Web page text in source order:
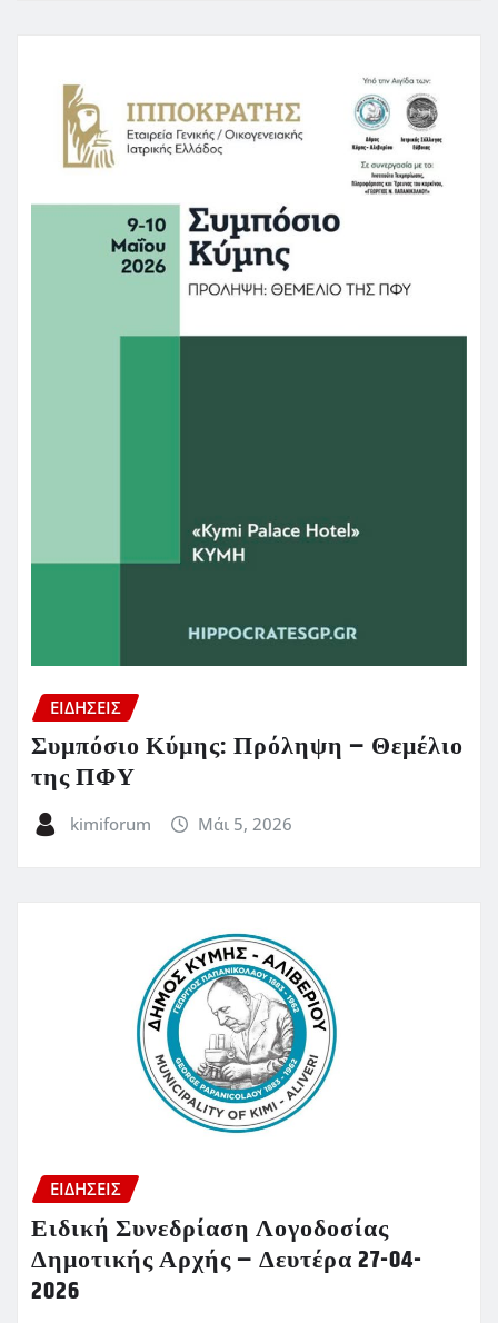
ΕΙΔΗΣΕΙΣ
Συμπόσιο Κύμης: Πρόληψη – Θεμέλιο
της ΠΦΥ
kimiforum Μάι 5, 2026
ΕΙΔΗΣΕΙΣ
Ειδική Συνεδρίαση Λογοδοσίας
Δημοτικής Αρχής – Δευτέρα 27-04-
2026